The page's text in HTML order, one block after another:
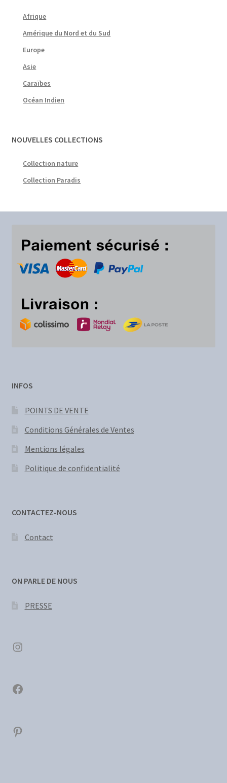
Afrique
Amérique du Nord et du Sud
Europe
Asie
Caraïbes
Océan Indien
NOUVELLES COLLECTIONS
Collection nature
Collection Paradis
INFOS
POINTS DE VENTE
Conditions Générales de Ventes
Mentions légales
Politique de confidentialité
CONTACTEZ-NOUS
Contact
ON PARLE DE NOUS
PRESSE
Instagram
Facebook
Pinterest